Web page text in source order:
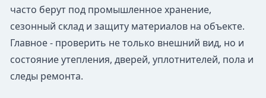
часто берут под промышленное хранение,
сезонный склад и защиту материалов на объекте.
Главное - проверить не только внешний вид, но и
состояние утепления, дверей, уплотнителей, пола и
следы ремонта.